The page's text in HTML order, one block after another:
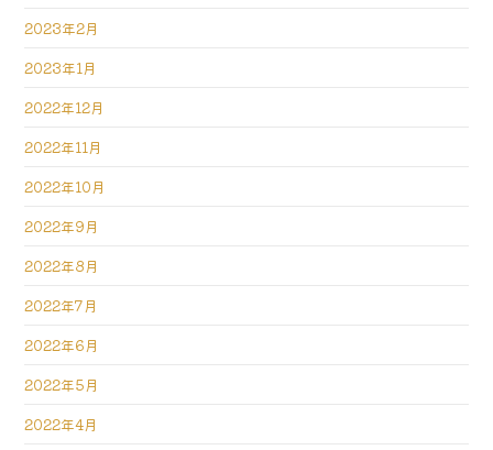
2023年2月
2023年1月
2022年12月
2022年11月
2022年10月
2022年9月
2022年8月
2022年7月
2022年6月
2022年5月
2022年4月